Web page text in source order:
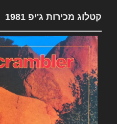
קטלוג מכירות ג'יפ 1981